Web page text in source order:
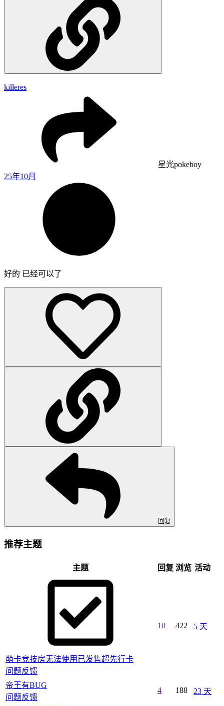
killeres
星光pokeboy
25年10月
好的 已经可以了
回复
推荐主题
主题 回复 浏览 活动
萌卡竞技房无法使用已发售超先行卡
问题反馈
10 422 5 天
帝王有BUG
问题反馈
4 188 23 天